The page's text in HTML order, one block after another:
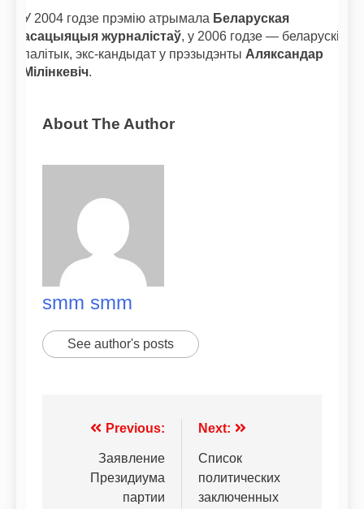
У 2004 годзе прэмію атрымала Беларуская
асацыяцыя журналістаў, у 2006 годзе — беларускі
палітык, экс-кандыдат у прэзыдэнты Аляксандар
Мілінкевіч.
About The Author
smm smm
See author's posts
Previous:
Заявление
Президиума
партии
Next:
Список
политических
заключенных